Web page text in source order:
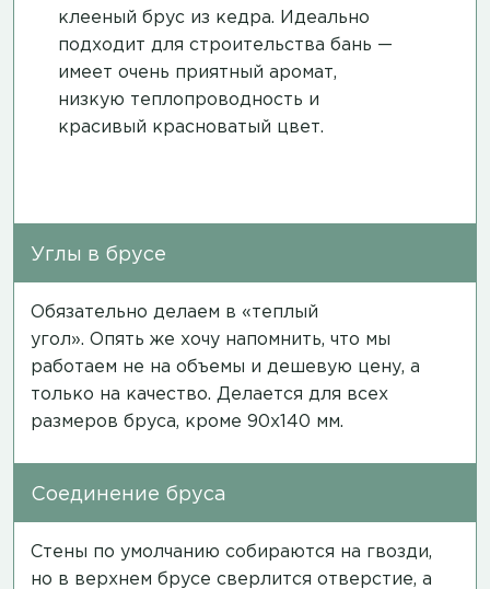
клееный брус из кедра. Идеально
подходит для строительства бань —
имеет очень приятный аромат,
низкую теплопроводность и
красивый красноватый цвет.
Углы в брусе
Обязательно делаем в «теплый
угол». Опять же хочу напомнить, что мы
работаем не на объемы и дешевую цену, а
только на качество. Делается для всех
размеров бруса, кроме 90х140 мм.
Соединение бруса
Стены по умолчанию собираются на гвозди,
но в верхнем брусе сверлится отверстие, а